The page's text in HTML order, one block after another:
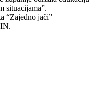
situacijama”.
“Zajedno jači”